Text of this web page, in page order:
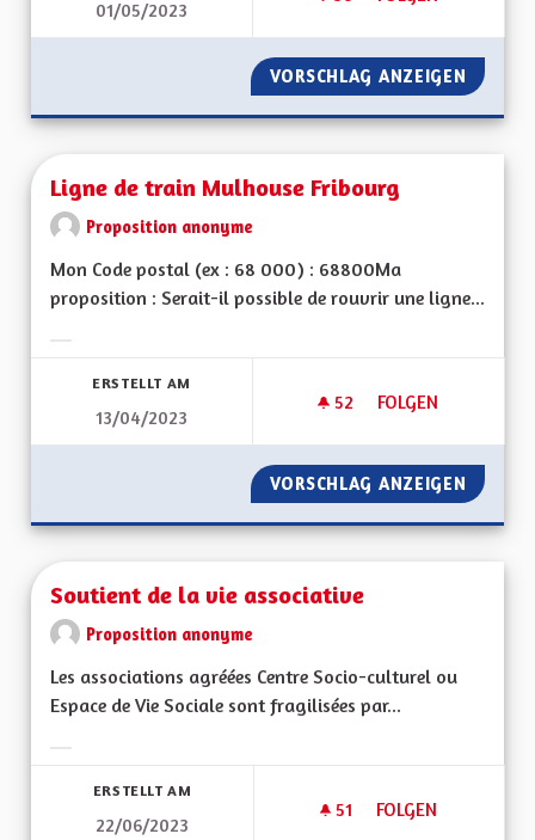
01/05/2023 CONSTRUCTION
VORSCHLAG ANZEIGEN
Ligne de train Mulhouse Fribourg
Proposition anonyme
Mon Code postal (ex : 68 000) : 68800Ma
proposition : Serait-il possible de rouvrir une ligne...
ERSTELLT AM
13/04/2023
52 52 FOLLOWER
FOLGEN
LIGNE DE TRAIN
VORSCHLAG ANZEIGEN LIGNE
Soutient de la vie associative
Proposition anonyme
Les associations agréées Centre Socio-culturel ou
Espace de Vie Sociale sont fragilisées par...
ERSTELLT AM
22/06/2023
51 51 FOLLOWER
FOLGEN
SOUTIENT DE LA